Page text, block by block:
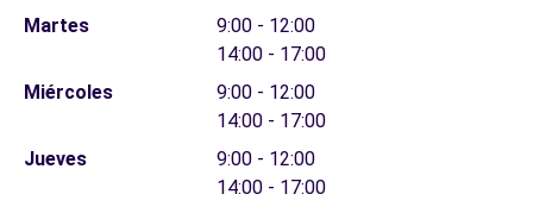
Martes
9:00 - 12:00
14:00 - 17:00
Miércoles
9:00 - 12:00
14:00 - 17:00
Jueves
9:00 - 12:00
14:00 - 17:00